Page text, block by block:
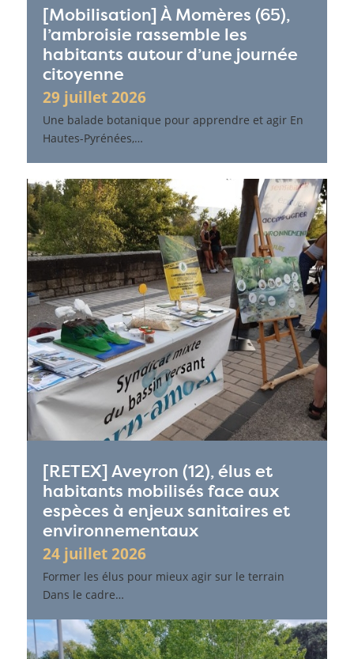
[Mobilisation] À Momères (65),
l’ambroisie rassemble les
habitants autour d’une journée
citoyenne
29 juillet 2026
Une balade botanique pour apprendre et agir En
Hautes-Pyrénées,…
[RETEX] Aveyron (12), élus et
habitants mobilisés face aux
espèces à enjeux sanitaires et
environnementaux
24 juillet 2026
Former les élus pour mieux agir sur le terrain
Dans le cadre…